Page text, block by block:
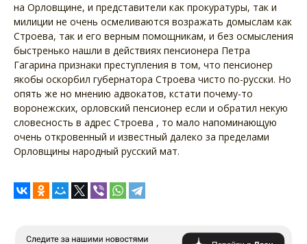
на Орловщине, и представители как прокуратуры, так и
милиции не очень осмеливаются возражать домыслам как
Строева, так и его верным помощникам, и без осмысления
быстренько нашли в действиях пенсионера Петра
Гагарина признаки преступления в том, что пенсионер
якобы оскорбил губернатора Строева чисто по-русски. Но
опять же но мнению адвокатов, кстати почему-то
воронежских, орловский пенсионер если и обратил некую
словесность в адрес Строева , то мало напоминающую
очень откровенный и известный далеко за пределами
Орловщины народный русский мат.